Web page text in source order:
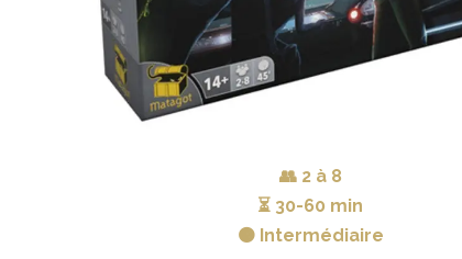
👥 2 à 8
⏳ 30-60 min
🟠 Intermédiaire